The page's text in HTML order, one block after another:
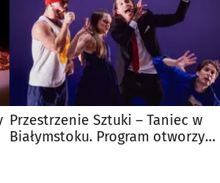
Przestrzenie Sztuki – Taniec w
Białymstoku. Program otworzy